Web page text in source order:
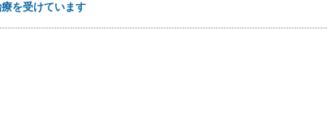
を受けています